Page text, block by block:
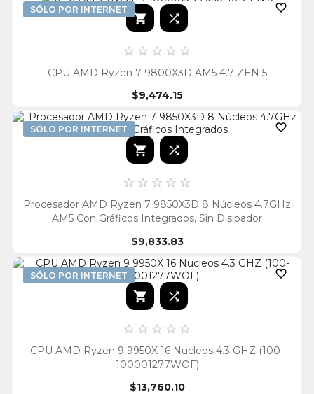
SÓLO POR INTERNET 
 
    
CPU AMD Ryzen 7 9800X3D AM5 4.7 ZEN 5
$9,474.15
SÓLO POR INTERNET 
 
    
Procesador AMD Ryzen 7 9850X3D 8 Núcleos 4.7GHz
AM5 Con Gráficos Integrados, Sin Disipador
$9,833.83
SÓLO POR INTERNET 
 
    
CPU AMD Ryzen 9 9950X 16 Nucleos 4.3 GHZ (100-
100001277WOF)
$13,760.10